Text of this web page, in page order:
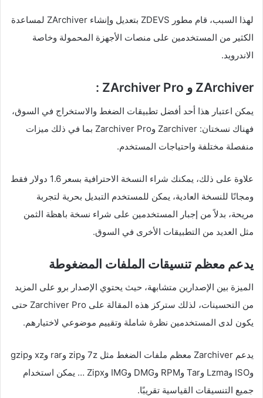
لهذا السبب، قام مطور ZDEVS بتعديل وإنشاء ZArchiver لمساعدة
الكثير من المستخدمين على منصات الأجهزة المحمولة وخاصة
الاندرويد.
ZArchiver و ZArchiver Pro :
يمكن اعتبار هذا أحد أفضل تطبيقات الضغط والاستخراج في السوق،
فهناك نسختان: Zarchiver وZarchiver Pro بما في ذلك ميزات
منفصلة مختلفة واحتياجات المستخدم.
علاوة على ذلك، يمكنك شراء النسخة الاحترافية بسعر 1.6 دولار فقط
ومجانًا للنسخة العادية، يمكن للمستخدم التبديل بحرية لتجربة
مريحة، بدلاً من إجبار المستخدمين على شراء نسخة باهظة الثمن
مثل العديد من التطبيقات الأخرى في السوق.
يدعم معظم تنسيقات الملفات المضغوطة
الميزة بين الإصدارين متشابهة، حيث يحتوي الإصدار برو على المزيد
من التحسينات، لذلك ستركز هذه المقالة على Zarchiver Pro حتى
يكون لدى المستخدمين نظرة شاملة وتقييم موضوعي لاختيارهم.
يدعم Zarchiver معظم ملفات الضغط مثل 7z وzip وrar وxz وgzip
وISO وLzma وTar وRPM وDMG وIMG وZipx … يمكن استخدام
جميع التنسيقات القياسية تقريبًا.